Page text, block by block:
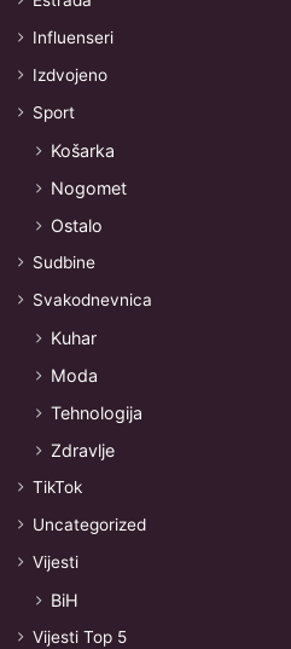
Influenseri
Izdvojeno
Sport
Košarka
Nogomet
Ostalo
Sudbine
Svakodnevnica
Kuhar
Moda
Tehnologija
Zdravlje
TikTok
Uncategorized
Vijesti
BiH
Vijesti Top 5